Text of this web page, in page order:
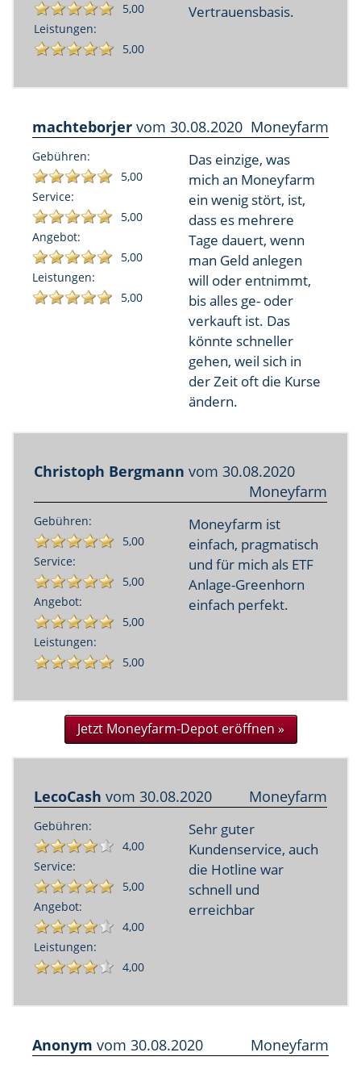
5,00
Leistungen:
5,00
Vertrauensbasis.
machteborjer vom 30.08.2020 Moneyfarm
Gebühren:
5,00
Service:
5,00
Angebot:
5,00
Leistungen:
5,00
Das einzige, was
mich an Moneyfarm
ein wenig stört, ist,
dass es mehrere
Tage dauert, wenn
man Geld anlegen
will oder entnimmt,
bis alles ge- oder
verkauft ist. Das
könnte schneller
gehen, weil sich in
der Zeit oft die Kurse
ändern.
Christoph Bergmann vom 30.08.2020
Moneyfarm
Gebühren:
5,00
Service:
5,00
Angebot:
5,00
Leistungen:
5,00
Moneyfarm ist
einfach, pragmatisch
und für mich als ETF
Anlage-Greenhorn
einfach perfekt.
Jetzt Moneyfarm-Depot eröffnen »
LecoCash vom 30.08.2020 Moneyfarm
Gebühren:
4,00
Service:
5,00
Angebot:
4,00
Leistungen:
4,00
Sehr guter
Kundenservice, auch
die Hotline war
schnell und
erreichbar
Anonym vom 30.08.2020 Moneyfarm